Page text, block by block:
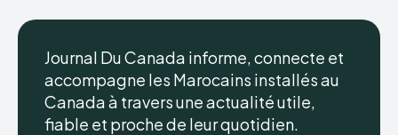
Journal Du Canada informe, connecte et
accompagne les Marocains installés au
Canada à travers une actualité utile,
fiable et proche de leur quotidien.